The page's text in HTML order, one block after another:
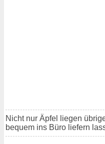
Nicht nur Äpfel liegen
bequem ins Büro liefern